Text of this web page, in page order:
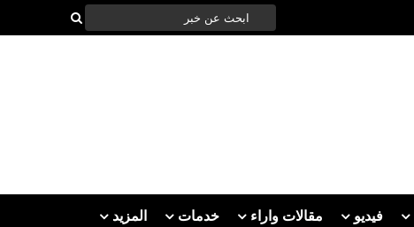
فيديو مقالات واراء خدمات المزيد